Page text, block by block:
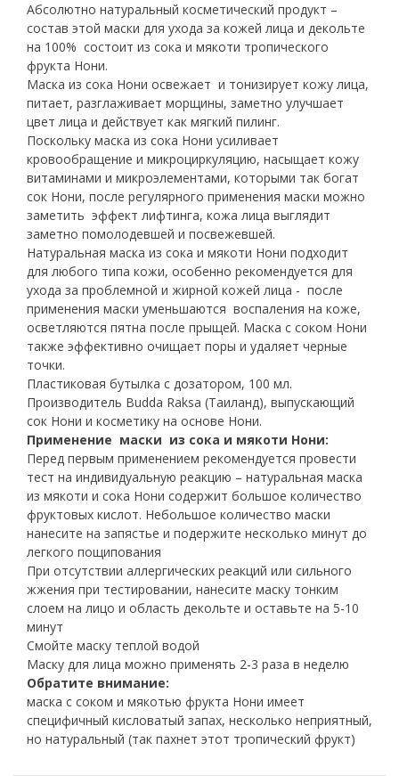
Абсолютно натуральный косметический продукт –
состав этой маски для ухода за кожей лица и декольте
на 100% состоит из сока и мякоти тропического
фрукта Нони.
Маска из сока Нони освежает и тонизирует кожу лица,
питает, разглаживает морщины, заметно улучшает
цвет лица и действует как мягкий пилинг.
Поскольку маска из сока Нони усиливает
кровообращение и микроциркуляцию, насыщает кожу
витаминами и микроэлементами, которыми так богат
сок Нони, после регулярного применения маски можно
заметить эффект лифтинга, кожа лица выглядит
заметно помолодевшей и посвежевшей.
Натуральная маска из сока и мякоти Нони подходит
для любого типа кожи, особенно рекомендуется для
ухода за проблемной и жирной кожей лица - после
применения маски уменьшаются воспаления на коже,
осветляются пятна после прыщей. Маска с соком Нони
также эффективно очищает поры и удаляет черные
точки.
Пластиковая бутылка с дозатором, 100 мл.
Производитель Budda Raksa (Таиланд), выпускающий
сок Нони и косметику на основе Нони.
Применение маски из сока и мякоти Нони:
Перед первым применением рекомендуется провести
тест на индивидуальную реакцию – натуральная маска
из мякоти и сока Нони содержит большое количество
фруктовых кислот. Небольшое количество маски
нанесите на запястье и подержите несколько минут до
легкого пощипования
При отсутствии аллергических реакций или сильного
жжения при тестировании, нанесите маску тонким
слоем на лицо и область декольте и оставьте на 5-10
минут
Смойте маску теплой водой
Маску для лица можно применять 2-3 раза в неделю
Обратите внимание:
маска с соком и мякотью фрукта Нони имеет
специфичный кисловатый запах, несколько неприятный,
но натуральный (так пахнет этот тропический фрукт)